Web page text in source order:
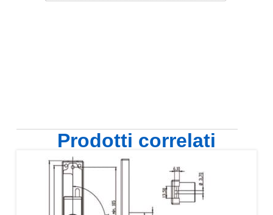
Prodotti correlati